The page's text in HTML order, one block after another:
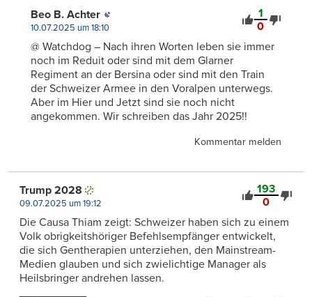
1
0
Beo B. Achter
10.07.2025 um 18:10
@ Watchdog – Nach ihren Worten leben sie immer
noch im Reduit oder sind mit dem Glarner
Regiment an der Bersina oder sind mit den Train
der Schweizer Armee in den Voralpen unterwegs.
Aber im Hier und Jetzt sind sie noch nicht
angekommen. Wir schreiben das Jahr 2025!!
Kommentar melden
193
0
Trump 2028
09.07.2025 um 19:12
Die Causa Thiam zeigt: Schweizer haben sich zu einem
Volk obrigkeitshöriger Befehlsempfänger entwickelt,
die sich Gentherapien unterziehen, den Mainstream-
Medien glauben und sich zwielichtige Manager als
Heilsbringer andrehen lassen.